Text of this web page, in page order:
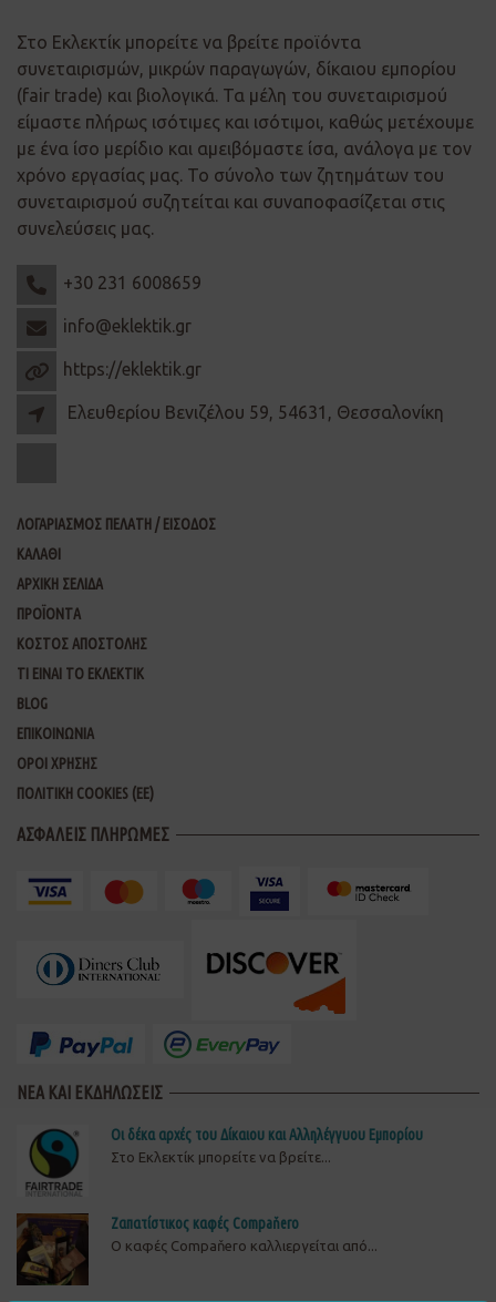
Στο Εκλεκτίκ μπορείτε να βρείτε προϊόντα
συνεταιρισμών, μικρών παραγωγών, δίκαιου εμπορίου
(fair trade) και βιολογικά. Τα μέλη του συνεταιρισμού
είμαστε πλήρως ισότιμες και ισότιμοι, καθώς μετέχουμε
με ένα ίσο μερίδιο και αμειβόμαστε ίσα, ανάλογα με τον
χρόνο εργασίας μας. Το σύνολο των ζητημάτων του
συνεταιρισμού συζητείται και συναποφασίζεται στις
συνελεύσεις μας.
+30 231 6008659
info@eklektik.gr
https://eklektik.gr
Ελευθερίου Βενιζέλου 59, 54631, Θεσσαλονίκη
ΛΟΓΑΡΙΑΣΜΟΣ ΠΕΛΑΤΗ / ΕΙΣΟΔΟΣ
ΚΑΛΑΘΙ
ΑΡΧΙΚΗ ΣΕΛΙΔΑ
ΠΡΟΪΟΝΤΑ
ΚΟΣΤΟΣ ΑΠΟΣΤΟΛΗΣ
ΤΙ ΕΙΝΑΙ ΤΟ ΕΚΛΕΚΤΙΚ
BLOG
ΕΠΙΚΟΙΝΩΝΙΑ
ΟΡΟΙ ΧΡΗΣΗΣ
ΠΟΛΙΤΙΚΗ COOKIES (ΕΕ)
ΑΣΦΑΛΕΙΣ ΠΛΗΡΩΜΕΣ
ΝΕΑ ΚΑΙ ΕΚΔΗΛΩΣΕΙΣ
Οι δέκα αρχές του Δίκαιου και Αλληλέγγυου Εμπορίου
Στο Εκλεκτίκ μπορείτε να βρείτε...
Ζαπατίστικος καφές Compaňero
O καφές Compaňero καλλιεργείται από...